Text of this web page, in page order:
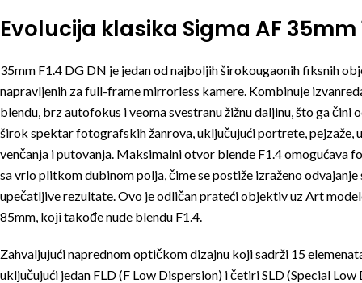
Evolucija klasika Sigma AF 35mm
35mm F1.4 DG DN je jedan od najboljih širokougaonih fiksnih
napravljenih za full-frame mirrorless kamere. Kombinuje
blendu, brz autofokus i veoma svestranu žižnu daljinu, što ga čini
širok spektar fotografskih žanrova, uključujući portrete, pejzaže,
venčanja i putovanja. Maksimalni otvor blende F1.4 omogućava
sa vrlo plitkom dubinom polja, čime se postiže izraženo
upečatljive rezultate. Ovo je odličan prateći objektiv uz Art
85mm, koji takođe nude blendu F1.4.
Zahvaljujući naprednom optičkom dizajnu koji sadrži 15
uključujući jedan FLD (F Low Dispersion) i četiri SLD (Special Low